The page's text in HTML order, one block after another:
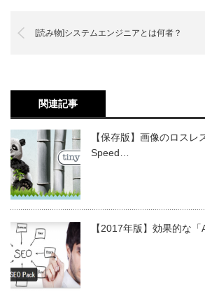
[読み物]システムエンジニアとは何者？
関連記事
【保存版】画像のロス
Speed…
【2017年版】効果的な